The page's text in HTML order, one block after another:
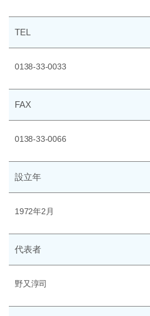
TEL
0138-33-0033
FAX
0138-33-0066
設立年
1972年2月
代表者
野又淳司